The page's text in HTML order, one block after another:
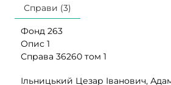
Справи (3)
Фонд 263
Опис 1
Справа 36260 том 1
Ільницький Цезар Іванович,